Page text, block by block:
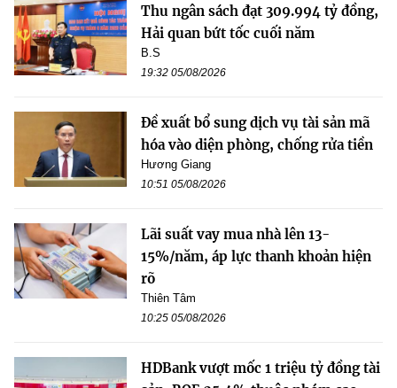
Thu ngân sách đạt 309.994 tỷ đồng,
Hải quan bứt tốc cuối năm
B.S
19:32 05/08/2026
Đề xuất bổ sung dịch vụ tài sản mã
hóa vào diện phòng, chống rửa tiền
Hương Giang
10:51 05/08/2026
Lãi suất vay mua nhà lên 13-
15%/năm, áp lực thanh khoản hiện
rõ
Thiên Tâm
10:25 05/08/2026
HDBank vượt mốc 1 triệu tỷ đồng tài